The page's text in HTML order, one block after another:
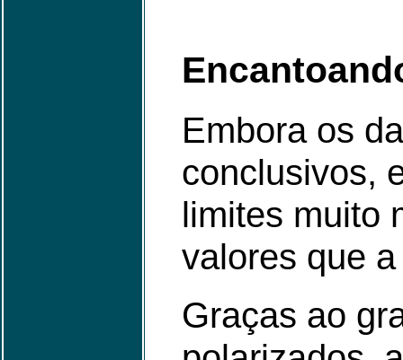
Embora os
conclusivos,
limites muito
valores que
Graças ao